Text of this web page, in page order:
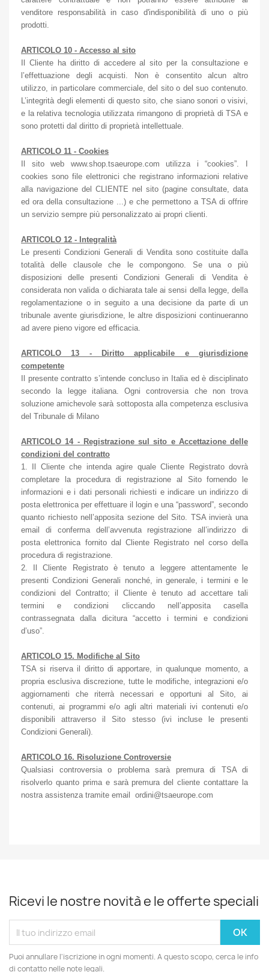
venditore responsabilità in caso d'indisponibilità di uno o più
prodotti.
ARTICOLO 10 - Accesso al sito
Il Cliente ha diritto di accedere al sito per la consultazione e
l’effettuazione degli acquisti. Non è consentito alcun altro
utilizzo, in particolare commerciale, del sito o del suo contenuto.
L’integrità degli elementi di questo sito, che siano sonori o visivi,
e la relativa tecnologia utilizzata rimangono di proprietà di TSA e
sono protetti dal diritto di proprietà intellettuale.
ARTICOLO 11 - Cookies
Il sito web www.shop.tsaeurope.com utilizza i “cookies”. I
cookies sono file elettronici che registrano informazioni relative
alla navigazione del CLIENTE nel sito (pagine consultate, data
ed ora della consultazione ...) e che permettono a TSA di offrire
un servizio sempre più personalizzato ai propri clienti.
ARTICOLO 12 - Integralità
Le presenti Condizioni Generali di Vendita sono costituite dalla
totalità delle clausole che le compongono. Se una o più
disposizioni delle presenti Condizioni Generali di Vendita è
considerata non valida o dichiarata tale ai sensi della legge, della
regolamentazione o in seguito a una decisione da parte di un
tribunale avente giurisdizione, le altre disposizioni continueranno
ad avere pieno vigore ed efficacia.
ARTICOLO 13 - Diritto applicabile e giurisdizione
competente
Il presente contratto s’intende concluso in Italia ed è disciplinato
secondo la legge italiana. Ogni controversia che non trova
soluzione amichevole sarà sottoposta alla competenza esclusiva
del Tribunale di Milano
ARTICOLO 14 - Registrazione sul sito e Accettazione delle
condizioni del contratto
1. Il Cliente che intenda agire quale Cliente Registrato dovrà
completare la procedura di registrazione al Sito fornendo le
informazioni e i dati personali richiesti e indicare un indirizzo di
posta elettronica per effettuare il login e una “password”, secondo
quanto richiesto nell’apposita sezione del Sito. TSA invierà una
email di conferma dell’avvenuta registrazione all’indirizzo di
posta elettronica fornito dal Cliente Registrato nel corso della
procedura di registrazione.
2. Il Cliente Registrato è tenuto a leggere attentamente le
presenti Condizioni Generali nonché, in generale, i termini e le
condizioni del Contratto; il Cliente è tenuto ad accettare tali
termini e condizioni cliccando nell’apposita casella
contrassegnata dalla dicitura “accetto i termini e condizioni
d’uso”.
ARTICOLO 15. Modifiche al Sito
TSA si riserva il diritto di apportare, in qualunque momento, a
propria esclusiva discrezione, tutte le modifiche, integrazioni e/o
aggiornamenti che riterrà necessari e opportuni al Sito, ai
contenuti, ai programmi e/o agli altri materiali ivi contenuti e/o
disponibili attraverso il Sito stesso (ivi incluse le presenti
Condizioni Generali).
ARTICOLO 16. Risoluzione Controversie
Qualsiasi controversia o problema sarà premura di TSA di
risolverlo quanto prima e sarà premura del cliente contattare la
nostra assistenza tramite email ordini@tsaeurope.com
Ricevi le nostre novità e le offerte speciali
Puoi annullare l'iscrizione in ogni momenti. A questo scopo, cerca le info
di contatto nelle note legali.